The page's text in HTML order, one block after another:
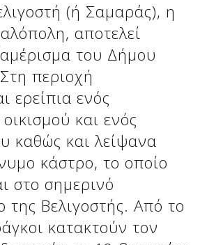
(ή Σαμαράς), η
αποτελεί
του Δήμου
περιοχή
ερείπια ενός
και ενός
καθώς και λείψανα
κάστρο, το οποίο
στο σημερινό
της Βελιγοστής. Από το
κατακτούν τον